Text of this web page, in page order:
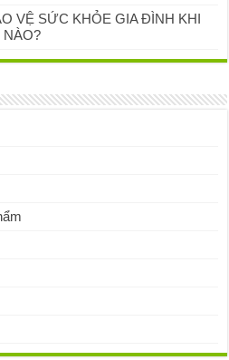
VỆ SỨC KHỎE GIA ĐÌNH KHI
NÀO?